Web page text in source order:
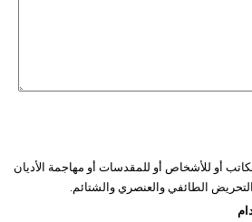
أو للأشخاص أو للمقدسات أو مهاجمة الأديان
التحريض الطائفي والعنصري والشتائم.